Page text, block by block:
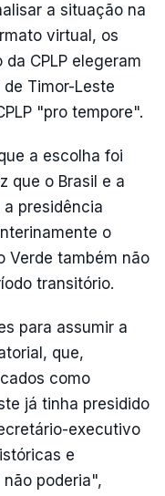
a situação na
virtual, os
CPLP elegeram
Timor-Leste
"pro tempore".
a escolha foi
que o Brasil e a
presidência
o
Verde também não
transitório.
para assumir a
que,
como
já tinha presidido
executivo
e
poderia",